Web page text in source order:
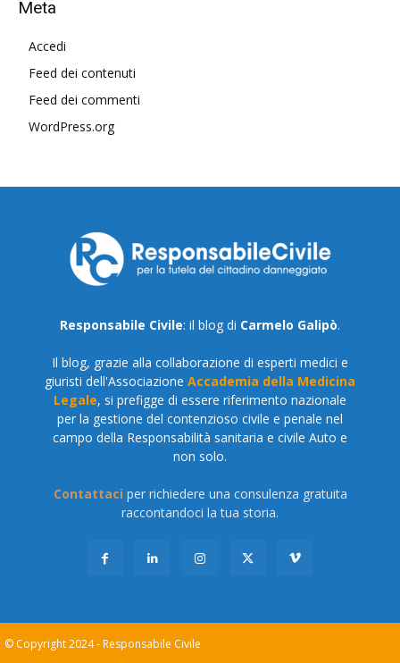
Meta
Accedi
Feed dei contenuti
Feed dei commenti
WordPress.org
Responsabile Civile: il blog di Carmelo Galipò.
Il blog, grazie alla collaborazione di esperti medici e
giuristi dell'Associazione Accademia della Medicina
Legale, si prefigge di essere riferimento nazionale
per la gestione del contenzioso civile e penale nel
campo della Responsabilità sanitaria e civile Auto e
non solo.
Contattaci per richiedere una consulenza gratuita
raccontandoci la tua storia.
© Copyright 2024 - Responsabile Civile